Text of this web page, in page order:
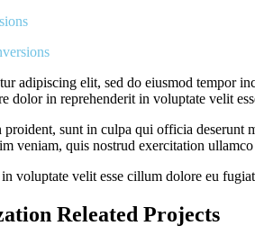
adipiscing elit, sed do eiusmod tempor
dolor in reprehenderit in voluptate velit
proident, sunt in culpa qui officia
veniam, quis nostrud exercitation
voluptate velit esse cillum dolore eu
Releated Projects